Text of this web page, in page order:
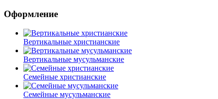
Оформление
Вертикальные христианские
Вертикальные мусульманские
Семейные христианские
Семейные мусульманские